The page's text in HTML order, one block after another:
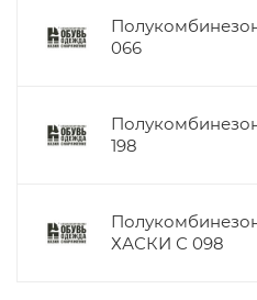
066
198
ХАСКИ С 098